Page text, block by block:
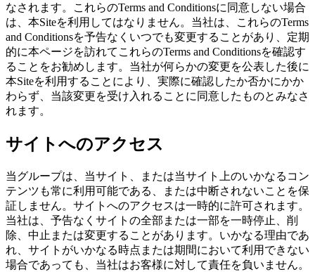
なされます。これらのTerms and Conditionsに同意しない場合
は、本Siteを利用してはなりません。当社は、これらのTerms
and Conditionsを予告なくいつでも変更することがあり、定期
的に本ページを訪れてこれらのTerms and Conditionsを確認す
ることをお勧めします。当社が何らかの変更を公表した後に
本Siteを利用することにより、実際に確認したか否かにかか
わらず、当該変更を受け入れることに同意したものとみなさ
れます。
サイトへのアクセス
当グループは、当サイト、または当サイト上のいかなるコン
テンツも常に利用可能である、または中断されないことを保
証しません。サイトへのアクセスは一時的に許可されます。
当社は、予告なくサイトの全部または一部を一時停止、削
除、中止または変更することがあります。いかなる理由であ
れ、サイトがいかなる時点または期間において利用できない
場合であっても、当社はお客様に対して責任を負いません。